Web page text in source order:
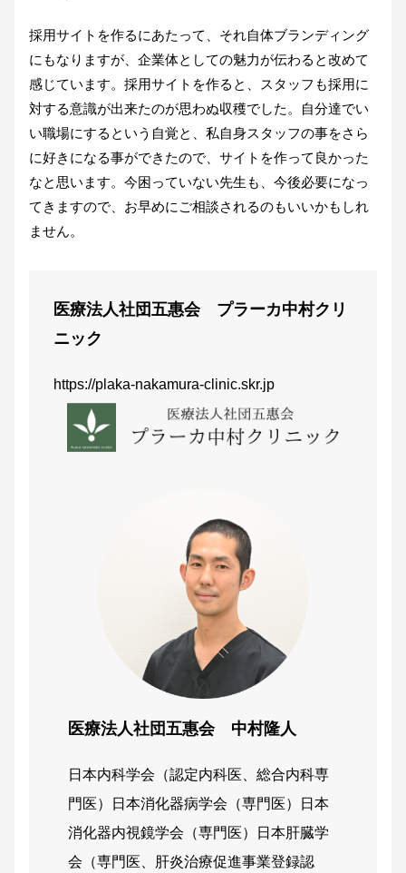
採用サイトを作るにあたって、それ自体ブランディング
にもなりますが、企業体としての魅力が伝わると改めて
感じています。採用サイトを作ると、スタッフも採用に
対する意識が出来たのが思わぬ収穫でした。自分達でい
い職場にするという自覚と、私自身スタッフの事をさら
に好きになる事ができたので、サイトを作って良かった
なと思います。今困っていない先生も、今後必要になっ
てきますので、お早めにご相談されるのもいいかもしれ
ません。
医療法人社団五惠会 プラーカ中村クリ
ニック
https://plaka-nakamura-clinic.skr.jp
医療法人社団五惠会 中村隆人
日本内科学会（認定内科医、総合内科専
門医）日本消化器病学会（専門医）日本
消化器内視鏡学会（専門医）日本肝臓学
会（専門医、肝炎治療促進事業登録認